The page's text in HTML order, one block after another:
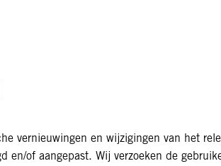
vernieuwingen en wijzigingen van het
of aangepast. Wij verzoeken de